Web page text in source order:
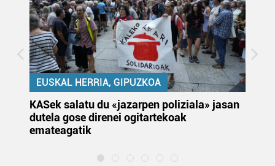
EUSKAL HERRIA, GIPUZKOA
KASek salatu du «jazarpen poliziala» jasan
dutela gose direnei ogitartekoak
emateagatik